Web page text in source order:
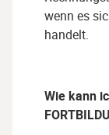
wenn es
handelt.
Wie kann